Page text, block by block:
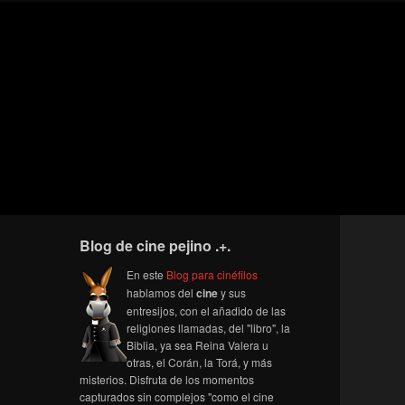
Blog de cine pejino .+.
En este Blog para cinéfilos
hablamos del ciney sus
entresijos, con el añadido de las
religiones llamadas, del "libro", la
Biblia, ya sea Reina Valera u
otras, el Corán, la Torá, y más
misterios. Disfruta de los momentos
capturados sin complejos "como el cine